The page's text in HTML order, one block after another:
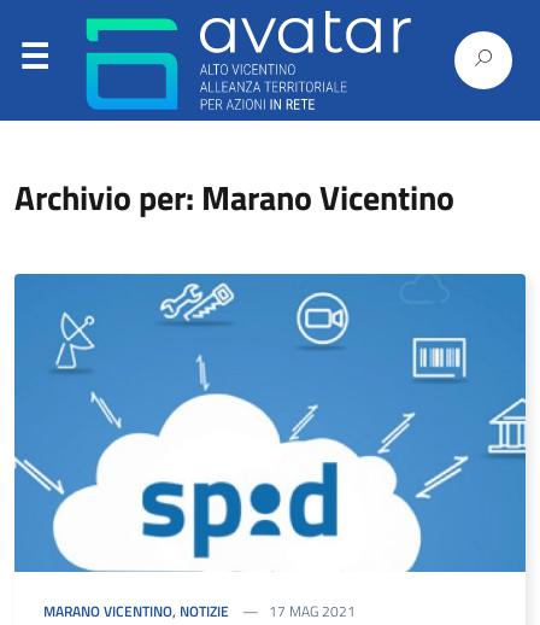
Archivio per: Marano Vicentino
MARANO VICENTINO, NOTIZIE 17 MAG 2021